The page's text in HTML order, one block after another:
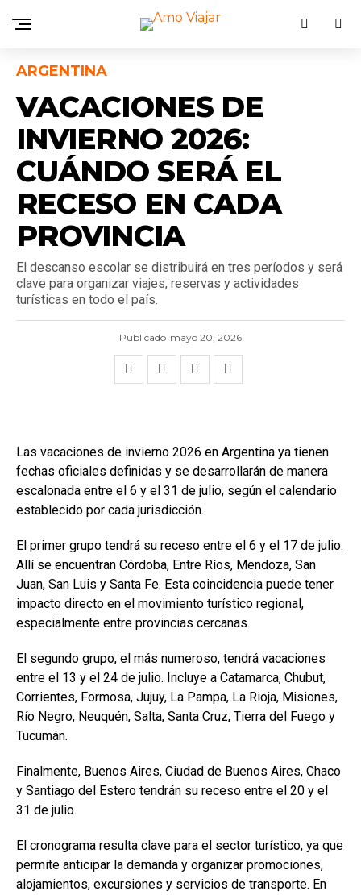
ARGENTINA
VACACIONES DE
INVIERNO 2026:
CUÁNDO SERÁ EL
RECESO EN CADA
PROVINCIA
El descanso escolar se distribuirá en tres períodos y será
clave para organizar viajes, reservas y actividades
turísticas en todo el país.
Publicado mayo 20, 2026
Las vacaciones de invierno 2026 en Argentina ya tienen
fechas oficiales definidas y se desarrollarán de manera
escalonada entre el 6 y el 31 de julio, según el calendario
establecido por cada jurisdicción.
El primer grupo tendrá su receso entre el 6 y el 17 de julio.
Allí se encuentran Córdoba, Entre Ríos, Mendoza, San
Juan, San Luis y Santa Fe. Esta coincidencia puede tener
impacto directo en el movimiento turístico regional,
especialmente entre provincias cercanas.
El segundo grupo, el más numeroso, tendrá vacaciones
entre el 13 y el 24 de julio. Incluye a Catamarca, Chubut,
Corrientes, Formosa, Jujuy, La Pampa, La Rioja, Misiones,
Río Negro, Neuquén, Salta, Santa Cruz, Tierra del Fuego y
Tucumán.
Finalmente, Buenos Aires, Ciudad de Buenos Aires, Chaco
y Santiago del Estero tendrán su receso entre el 20 y el
31 de julio.
El cronograma resulta clave para el sector turístico, ya que
permite anticipar la demanda y organizar promociones,
alojamientos, excursiones y servicios de transporte. En